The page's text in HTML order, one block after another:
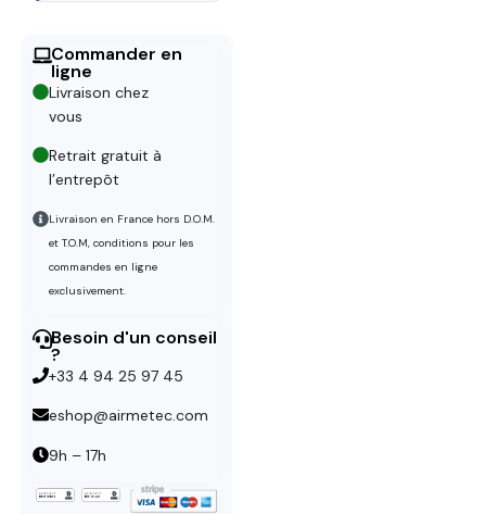
Commander en
ligne
Livraison chez
vous
Retrait gratuit à
l’entrepôt
Livraison en France hors D.O.M.
et T.O.M, conditions pour les
commandes en ligne
exclusivement.
Besoin d'un conseil
?
+33 4 94 25 97 45
eshop@airmetec.com
9h – 17h